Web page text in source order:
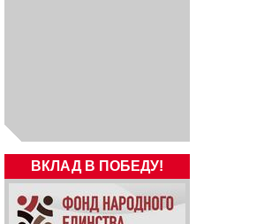
ВКЛАД В ПОБЕДУ!